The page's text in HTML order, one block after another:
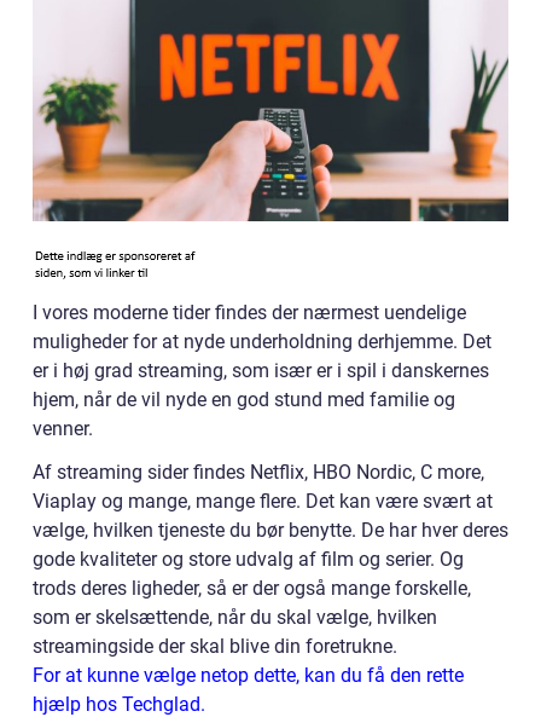
I vores moderne tider findes der nærmest uendelige
muligheder for at nyde underholdning derhjemme. Det
er i høj grad streaming, som især er i spil i danskernes
hjem, når de vil nyde en god stund med familie og
venner.
Af streaming sider findes Netflix, HBO Nordic, C more,
Viaplay og mange, mange flere. Det kan være svært at
vælge, hvilken tjeneste du bør benytte. De har hver deres
gode kvaliteter og store udvalg af film og serier. Og
trods deres ligheder, så er der også mange forskelle,
som er skelsættende, når du skal vælge, hvilken
streamingside der skal blive din foretrukne.
For at kunne vælge netop dette, kan du få den rette
hjælp hos Techglad.